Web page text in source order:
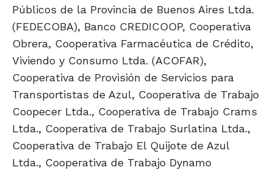
Públicos de la Provincia de Buenos Aires Ltda.
(FEDECOBA), Banco CREDICOOP, Cooperativa
Obrera, Cooperativa Farmacéutica de Crédito,
Viviendo y Consumo Ltda. (ACOFAR),
Cooperativa de Provisión de Servicios para
Transportistas de Azul, Cooperativa de Trabajo
Coopecer Ltda., Cooperativa de Trabajo Crams
Ltda., Cooperativa de Trabajo Surlatina Ltda.,
Cooperativa de Trabajo El Quijote de Azul
Ltda., Cooperativa de Trabajo Dynamo